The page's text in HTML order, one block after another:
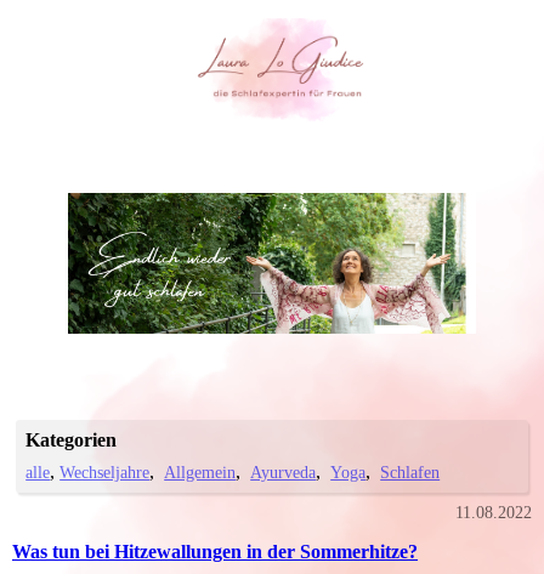
Kategorien
alle Wechseljahre Allgemein Ayurveda Yoga Schlafen
11.08.2022
Was tun bei Hitzewallungen in der Sommerhitze?